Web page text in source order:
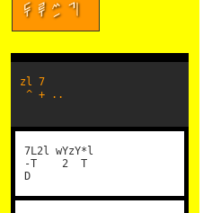
두루쓰기
zl 7
^ + ..
7L2l wYzY*l
-T 2 T
D